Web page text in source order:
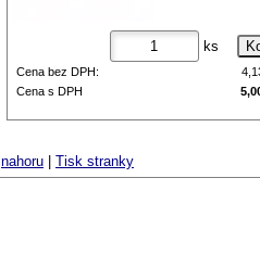
ks
Cena bez DPH:
Cena s DPH
nahoru Tisk stranky